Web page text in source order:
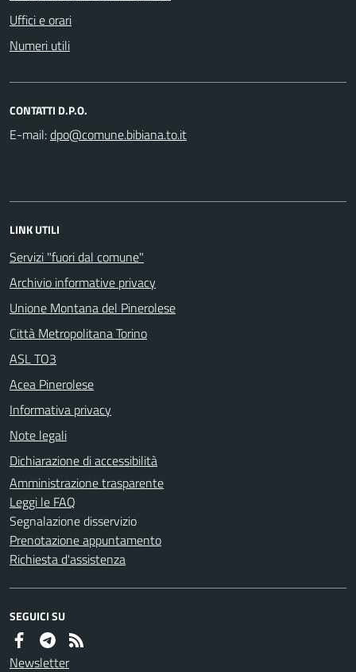
Uffici e orari
Numeri utili
CONTATTI D.P.O.
E-mail:
LINK UTILI
Servizi "fuori dal comune"
Archivio informative privacy
Unione Montana del Pinerolese
Città Metropolitana Torino
ASL TO3
Acea Pinerolese
Informativa privacy
Note legali
Dichiarazione di accessibilità
Amministrazione trasparente
Leggi le FAQ
Segnalazione disservizio
Prenotazione appuntamento
Richiesta d'assistenza
SEGUICI SU
Newsletter